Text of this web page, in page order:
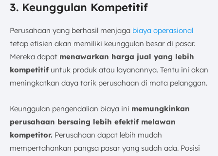
3. Keunggulan Kompetitif
Perusahaan yang berhasil menjaga biaya operasional
tetap efisien akan memiliki keunggulan besar di pasar.
Mereka dapat menawarkan harga jual yang lebih
kompetitif untuk produk atau layanannya. Tentu ini akan
meningkatkan daya tarik perusahaan di mata pelanggan.
Keunggulan pengendalian biaya ini memungkinkan
perusahaan bersaing lebih efektif melawan
kompetitor. Perusahaan dapat lebih mudah
mempertahankan pangsa pasar yang sudah ada. Posisi